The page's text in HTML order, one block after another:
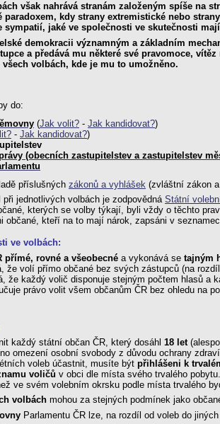
však nahrává stranám založeným spíše
paradoxem, kdy strany extremistické nebo
sympatií, jaké ve společnosti ve skutečnosti
demokracii významným a základním
a předává mu některé své pravomoce,
volbách, kde je mu to umožněno.
do:
(Jak volit? - Jak kandidovat?)
- Jak kandidovat?)
(obecních zastupitelstev a zastupitelstev
příslušných zákonů a vyhlášek (zvláštní zákon
jednotlivých volbách je zodpovědná Státní
kterých se volby týkají, byli vždy o těchto
občané, kteří na to mají nárok, zapsáni v
ve volbách:
přímé, rovné a všeobecné a vykonává se tajným
že volí přímo občané bez svých zástupců (na
že každý volič disponuje stejným počtem hlasů a
právo volit všem občanům ČR bez ohledu na
každý státní občan ČR, který dosáhl 18 let
omezení osobní svobody z důvodu ochrany
voleb účastnit, musíte být přihlášeni k
voličů v obci dle místa svého trvalého
ve svém volebním okrsku podle místa trvalého
volbách mohou za stejných podmínek jako
Parlamentu ČR lze, na rozdíl od voleb do